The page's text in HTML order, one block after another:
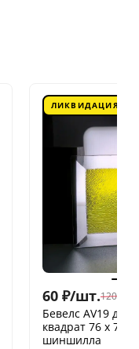
ЛИКВИДАЦИЯ
60 ₽/шт.120
Бевелс AV19
квадрат 76 х 76
шиншилла